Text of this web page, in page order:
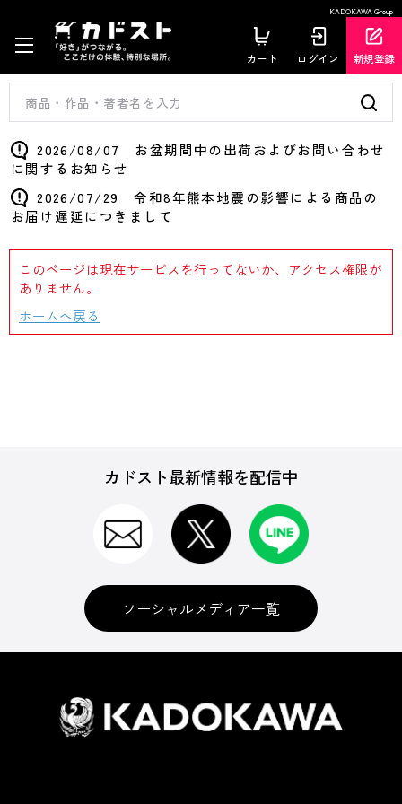
KADOKAWA Group
カート ログイン 新規登録
2026/08/07 お盆期間中の出荷およびお問い合わせ
に関するお知らせ
2026/07/29 令和8年熊本地震の影響による商品の
お届け遅延につきまして
このページは現在サービスを行ってないか、アクセス権限が
ありません。
ホームへ戻る
カドスト最新情報を配信中
ソーシャルメディア一覧